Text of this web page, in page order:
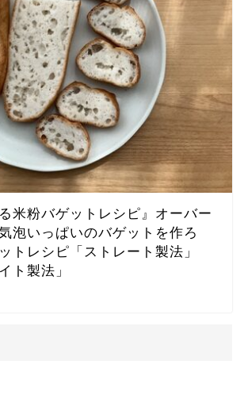
米粉バゲットレシピ』オーバー
泡いっぱいのバゲットを作ろ
トレシピ「ストレート製法」
ト製法」